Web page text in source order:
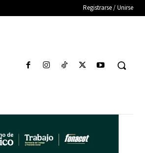
Registrarse / Unirse